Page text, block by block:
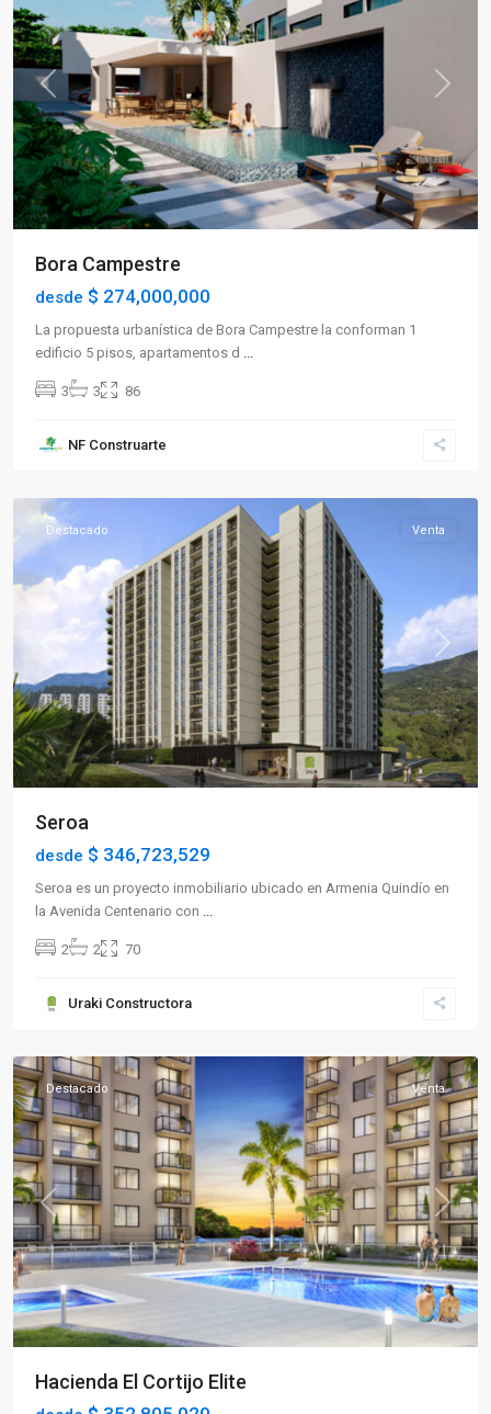
Previous Next
Bora Campestre
desde $ 274,000,000
La propuesta urbanística de Bora Campestre la conforman 1
edificio 5 pisos, apartamentos d
3 3 86
NF Construarte
Norte,
Next
Destacado Venta
Seroa
desde $ 346,723,529
Seroa es un proyecto inmobiliario ubicado en Armenia Quindío en
la Avenida Centenario con ...
2 2 70
Uraki Constructora
Norte,
Previous Next
Destacado Venta
Hacienda El Cortijo Elite